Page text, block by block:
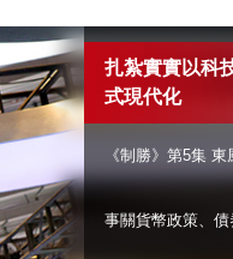
綜合體育
扎紮實實以科
式現代化
《制勝》第5集 東
事關貨幣政策、